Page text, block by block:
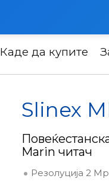
Каде да купите
Slinex
Marin читач
Резолуција 2